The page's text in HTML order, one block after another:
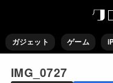
ガジェット ゲーム
IMG_0727